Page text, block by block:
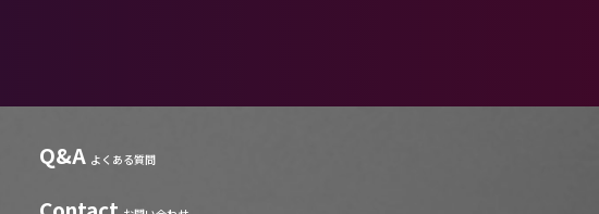
Q&A よくある質問